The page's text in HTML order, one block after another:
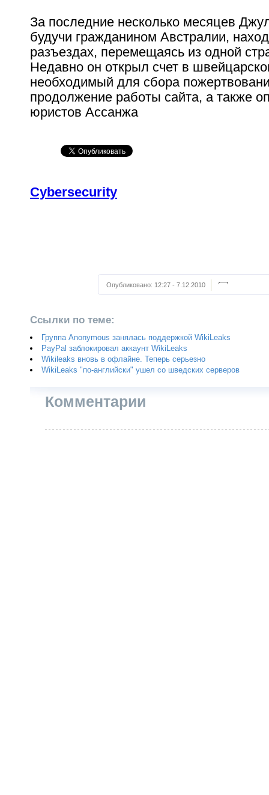
За последние несколько месяцев
будучи гражданином Австралии,
разъездах, перемещаясь из одной
Недавно он открыл счет в
необходимый для сбора
продолжение работы сайта, а также
юристов Ассанжа
Cybersecurity
Опубликовано: 12:27 - 7.12.2010
Ссылки по теме:
Группа Anonymous занялась поддержкой WikiLeaks
PayPal заблокировал аккаунт WikiLeaks
Wikileaks вновь в офлайне. Теперь серьезно
WikiLeaks "по-английски" ушел со шведских серверов
Комментарии